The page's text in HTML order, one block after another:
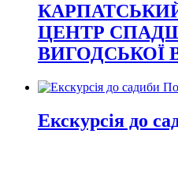
ЦЕНТР
ВИГОДСЬКОЇ
Екскурсія до